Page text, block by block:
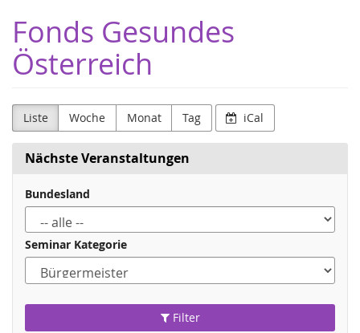
Haupt-
Inhalt
springen
Fonds Gesundes
Österreich
Liste Woche Monat Tag iCal
Nächste Veranstaltungen
Bundesland
Seminar Kategorie
Filter